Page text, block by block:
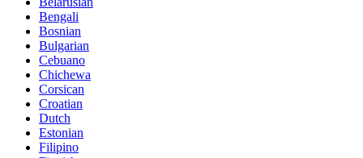
Bengali
Bosnian
Bulgarian
Cebuano
Chichewa
Corsican
Croatian
Dutch
Estonian
Filipino